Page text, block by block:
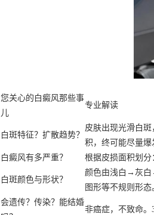
您关心的白癜风那些事
儿
专业解读
白斑特征？扩散趋势？
皮肤出现光滑白
积，终可能尽量爆
白癜风有多严重？
根据皮损面积划分
白斑颜色与形状？
颜色由浅白→灰白
图形等不规则形态
会遗传？传染？能结婚
非癌症，不致命。